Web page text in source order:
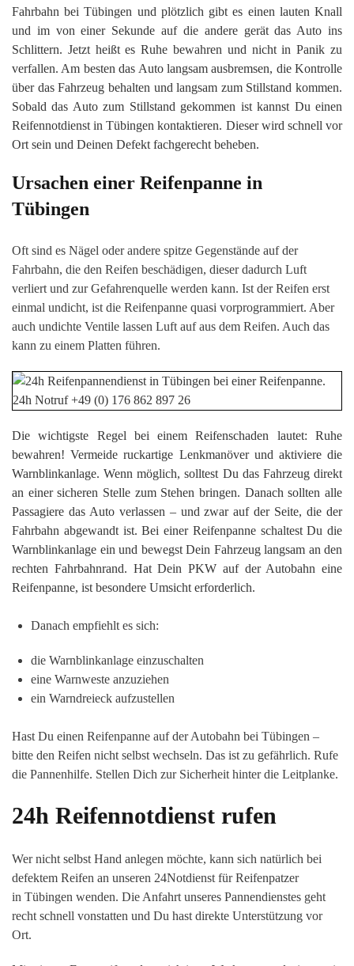
Fahrbahn bei Tübingen und plötzlich gibt es einen lauten Knall
und im von einer Sekunde auf die andere gerät das Auto ins
Schlittern. Jetzt heißt es Ruhe bewahren und nicht in Panik zu
verfallen. Am besten das Auto langsam ausbremsen, die Kontrolle
über das Fahrzeug behalten und langsam zum Stillstand kommen.
Sobald das Auto zum Stillstand gekommen ist kannst Du einen
Reifennotdienst in Tübingen kontaktieren. Dieser wird schnell vor
Ort sein und Deinen Defekt fachgerecht beheben.
Ursachen einer Reifenpanne in
Tübingen
Oft sind es Nägel oder andere spitze Gegenstände auf der
Fahrbahn, die den Reifen beschädigen, dieser dadurch Luft
verliert und zur Gefahrenquelle werden kann. Ist der Reifen erst
einmal undicht, ist die Reifenpanne quasi vorprogrammiert. Aber
auch undichte Ventile lassen Luft auf aus dem Reifen. Auch das
kann zu einem Platten führen.
Die wichtigste Regel bei einem Reifenschaden lautet: Ruhe
bewahren! Vermeide ruckartige Lenkmanöver und aktiviere die
Warnblinkanlage. Wenn möglich, solltest Du das Fahrzeug direkt
an einer sicheren Stelle zum Stehen bringen. Danach sollten alle
Passagiere das Auto verlassen – und zwar auf der Seite, die der
Fahrbahn abgewandt ist. Bei einer Reifenpanne schaltest Du die
Warnblinkanlage ein und bewegst Dein Fahrzeug langsam an den
rechten Fahrbahnrand. Hat Dein PKW auf der Autobahn eine
Reifenpanne, ist besondere Umsicht erforderlich.
Danach empfiehlt es sich:
die Warnblinkanlage einzuschalten
eine Warnweste anzuziehen
ein Warndreieck aufzustellen
Hast Du einen Reifenpanne auf der Autobahn bei Tübingen –
bitte den Reifen nicht selbst wechseln. Das ist zu gefährlich. Rufe
die Pannenhilfe. Stellen Dich zur Sicherheit hinter die Leitplanke.
24h Reifennotdienst rufen
Wer nicht selbst Hand anlegen möchte, kann sich natürlich bei
defektem Reifen an unseren 24Notdienst für Reifenpatzer
in Tübingen wenden. Die Anfahrt unseres Pannendienstes geht
recht schnell vonstatten und Du hast direkte Unterstützung vor
Ort.